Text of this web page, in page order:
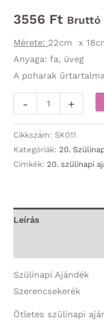
3556 Ft Bruttó
Mérete: 22cm x
Anyaga: fa, üveg
A poharak
-
Szerencsekerék
-
20.Szülinapi
-
20.
mennyiség
+
Cikkszám: SK011
Kategóriák:20.
Címkék:20. szülinapi
Leírás
Szülinapi Ajándék
Szerencsekerék
Ötletes szülinapi